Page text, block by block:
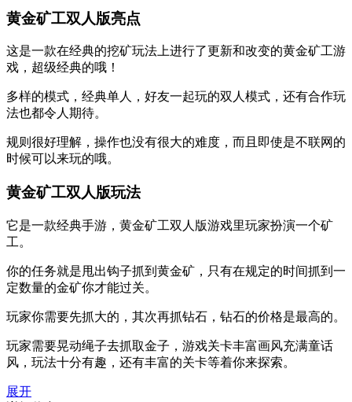
黄金矿工双人版亮点
这是一款在经典的挖矿玩法上进行了更新和改变的黄金矿工游
戏，超级经典的哦！
多样的模式，经典单人，好友一起玩的双人模式，还有合作玩
法也都令人期待。
规则很好理解，操作也没有很大的难度，而且即使是不联网的
时候可以来玩的哦。
黄金矿工双人版玩法
它是一款经典手游，黄金矿工双人版游戏里玩家扮演一个矿
工。
你的任务就是甩出钩子抓到黄金矿，只有在规定的时间抓到一
定数量的金矿你才能过关。
玩家你需要先抓大的，其次再抓钻石，钻石的价格是最高的。
玩家需要晃动绳子去抓取金子，游戏关卡丰富画风充满童话
风，玩法十分有趣，还有丰富的关卡等着你来探索。
展开